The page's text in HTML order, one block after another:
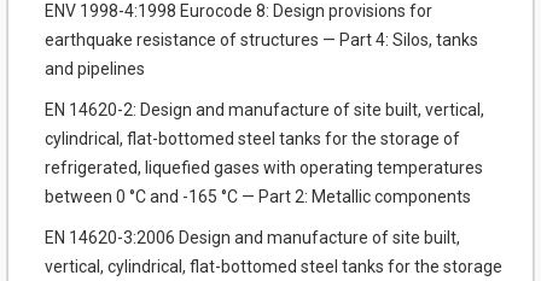
ENV 1998-4:1998 Eurocode 8: Design provisions for
earthquake resistance of structures — Part 4: Silos, tanks
and pipelines
EN 14620-2: Design and manufacture of site built, vertical,
cylindrical, flat-bottomed steel tanks for the storage of
refrigerated, liquefied gases with operating temperatures
between 0 °С and -165 °С — Part 2: Metallic components
EN 14620-3:2006 Design and manufacture of site built,
vertical, cylindrical, flat-bottomed steel tanks for the storage